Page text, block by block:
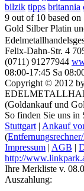
bilzik tipps britannia
9 out of 10 based on
Gold Silber Platin
Felix-Dahn-Str. 4
(0711) 91277944
08:00-17:45 Sa
Copyright © 2012
(Goldankauf und
So finden Sie uns in
Stuttgart | Ankauf
(
Impressum | AGB |
http://
Ihre Merkliste v.
Auszahlung: